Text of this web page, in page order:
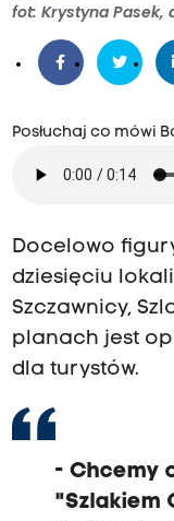
fot: Krystyna Pasek,
Posłuchaj co mówi
Docelowo
dziesięciu
Szczawnicy,
planach jest
dla turystów.
- Chcemy
"Szlakiem